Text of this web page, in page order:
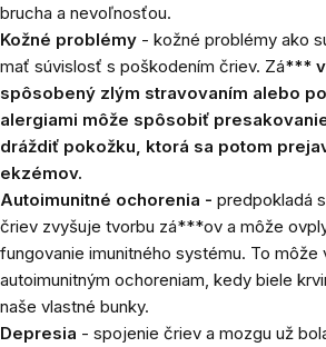
brucha a nevoľnosťou.
Kožné problémy - kožné problémy ako
mať súvislosť s poškodením čriev. Zá***
spôsobený zlým stravovaním alebo
alergiami môže spôsobiť
dráždiť pokožku, ktorá sa potom
ekzémov.
Autoimunitné ochorenia - predpokladá
čriev zvyšuje tvorbu zá***ov a môže
fungovanie imunitného systému. To môže
autoimunitným ochoreniam, kedy biele
naše vlastné bunky.
Depresia - spojenie čriev a mozgu už